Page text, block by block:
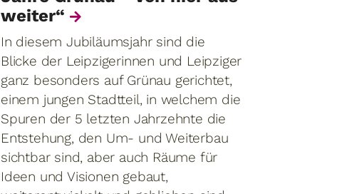
weiter“
In diesem Jubiläumsjahr sind die
Blicke der Leipzigerinnen und Leipziger
ganz besonders auf Grünau gerichtet,
einem jungen Stadtteil, in welchem die
Spuren der 5 letzten Jahrzehnte die
Entstehung, den Um- und Weiterbau
sichtbar sind, aber auch Räume für
Ideen und Visionen gebaut,